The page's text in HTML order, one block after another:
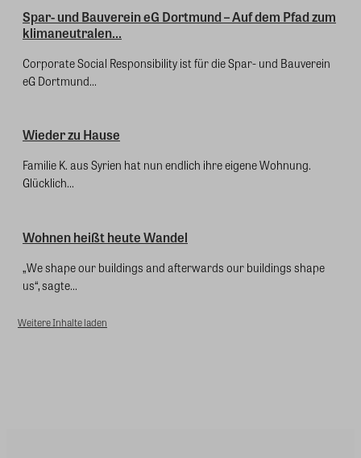
Spar- und Bauverein eG Dortmund – Auf dem Pfad zum
klimaneutralen...
Corporate Social Responsibility ist für die Spar- und Bauverein
eG Dortmund...
Wieder zu Hause
Familie K. aus Syrien hat nun endlich ihre eigene Wohnung.
Glücklich...
Wohnen heißt heute Wandel
„We shape our buildings and afterwards our buildings shape
us“, sagte...
Weitere Inhalte laden